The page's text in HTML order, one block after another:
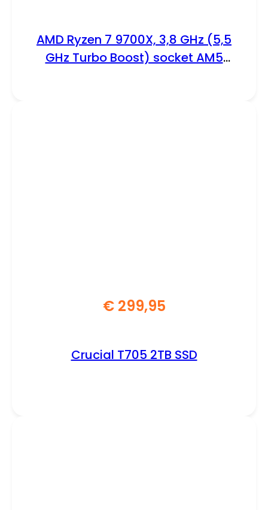
AMD Ryzen 7 9700X, 3,8 GHz (5,5
GHz Turbo Boost) socket AM5
€299,95
Crucial T705 2TB SSD